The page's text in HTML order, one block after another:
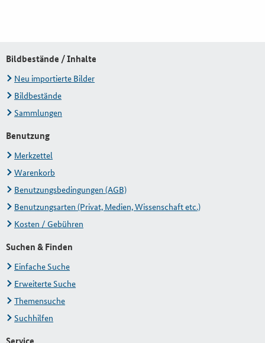
Bildbestände / Inhalte
Neu importierte Bilder
Bildbestände
Sammlungen
Benutzung
Merkzettel
Warenkorb
Benutzungsbedingungen (AGB)
Benutzungsarten (Privat, Medien, Wissenschaft etc.)
Kosten / Gebühren
Suchen & Finden
Einfache Suche
Erweiterte Suche
Themensuche
Suchhilfen